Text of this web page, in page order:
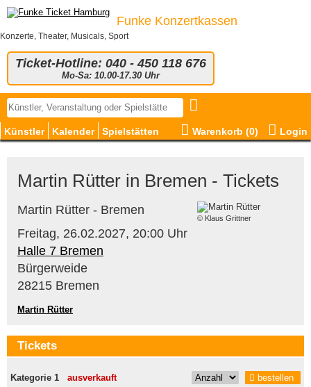
Funke Konzertkassen
Konzerte, Theater, Musicals, Sport
Ticket-Hotline: 040 - 450 118 676
Mo-Sa: 10.00-17.30 Uhr
Künstler Kalender Spielstätten Warenkorb (0) Login
Martin Rütter in Bremen - Tickets
Martin Rütter - Bremen
Freitag, 26.02.2027, 20:00 Uhr
Halle 7 Bremen
Bürgerweide
28215 Bremen
© Klaus Grittner
Martin Rütter
Tickets
Kategorie 1 ausverkauft bestellen